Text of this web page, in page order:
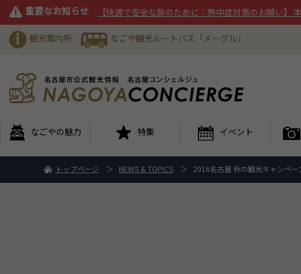
重要なお知らせ 【快適で安全な旅のために：熱中症対策のお願い】
観光案内所 なごや観光ルートバス「メーグル」
なごやの魅力 特集 イベント
トップページ NEWS & TOPICS 2016名古屋 秋の観光キャンペー